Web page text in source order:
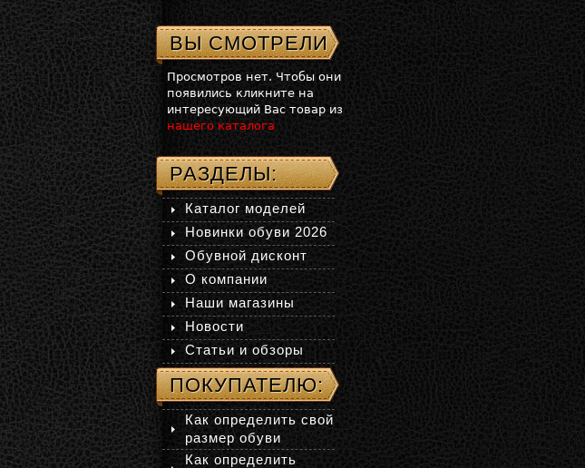
ВЫ СМОТРЕЛИ
Просмотров нет. Чтобы они
появились кликните на
интересующий Вас товар из
нашего каталога
РАЗДЕЛЫ:
Каталог моделей
Новинки обуви 2026
Обувной дисконт
О компании
Наши магазины
Новости
Статьи и обзоры
ПОКУПАТЕЛЮ:
Как определить свой
размер обуви
Как определить